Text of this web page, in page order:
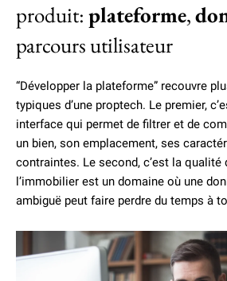
produit: plateforme,
parcours utilisateur
“Développer la plateforme” recouvre
typiques d’une proptech. Le premier,
interface qui permet de filtrer et de
un bien, son emplacement, ses
contraintes. Le second, c’est la
l’immobilier est un domaine où une
ambiguë peut faire perdre du temps à